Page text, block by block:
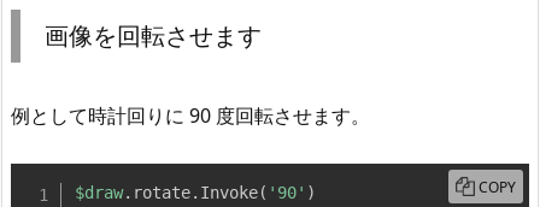
画像を回転させます
例として時計回りに 90 度回転させます。
$draw. rotate. Invoke( '90' ) COPY